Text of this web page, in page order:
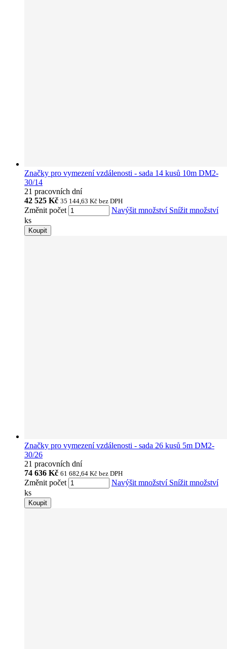
Značky pro vymezení vzdálenosti - sada 14 kusů 10m DM2-
30/14
21 pracovních dní
42 525 Kč 35 144,63 Kč bez DPH
Změnit počet Navýšit množství Snížit množství
ks
Koupit
Značky pro vymezení vzdálenosti - sada 26 kusů 5m DM2-
30/26
21 pracovních dní
74 636 Kč 61 682,64 Kč bez DPH
Změnit počet Navýšit množství Snížit množství
ks
Koupit